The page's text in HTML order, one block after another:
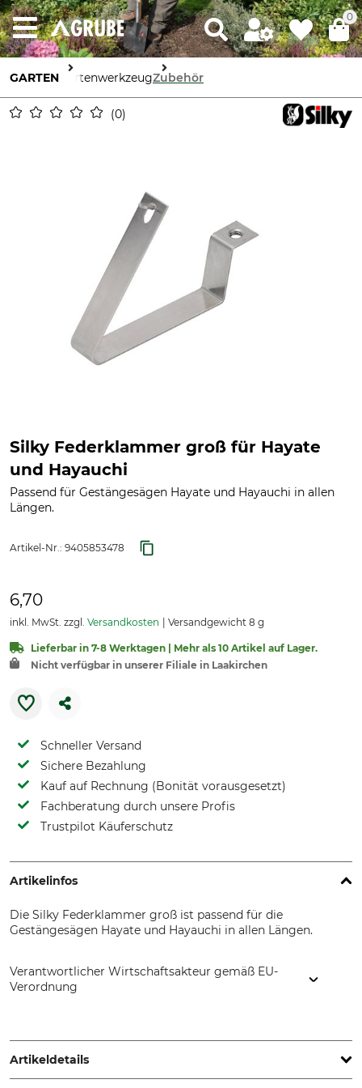
0
GARTEN GartenwerkzeugZubehör
0
Silky Federklammer groß für Hayate
und Hayauchi
Passend für Gestängesägen Hayate und Hayauchi in allen
Längen.
Artikel-Nr.: 9405853478
6,70
inkl. MwSt. zzgl. Versandkosten Versandgewicht 8 g
Lieferbar in 7-8 Werktagen | Mehr als 10 Artikel auf Lager.
Nicht verfügbar in unserer Filiale in Laakirchen
Schneller Versand
Sichere Bezahlung
Kauf auf Rechnung (Bonität vorausgesetzt)
Fachberatung durch unsere Profis
Trustpilot Käuferschutz
Artikelinfos
Die Silky Federklammer groß ist passend für die
Gestängesägen Hayate und Hayauchi in allen Längen.
Verantwortlicher Wirtschaftsakteur gemäß EU-
Verordnung
Netherlands, www.silky-europe.de
Artikeldetails